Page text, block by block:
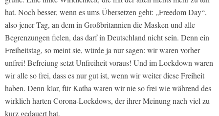
hat. Noch besser, wenn es ums Übersetzen geht: „Freedom Day“,
also jener Tag, an dem in Großbritannien die Masken und alle
Begrenzungen fielen, das darf in Deutschland nicht sein. Denn ein
Freiheitstag, so meint sie, würde ja nur sagen: wir waren vorher
unfrei! Befreiung setzt Unfreiheit voraus! Und im Lockdown waren
wir alle so frei, dass es nur gut ist, wenn wir weiter diese Freiheit
haben. Denn klar, für Katha waren wir nie so frei wie während des
wirklich harten Corona-Lockdows, der ihrer Meinung nach viel zu
kurz gedauert hat.